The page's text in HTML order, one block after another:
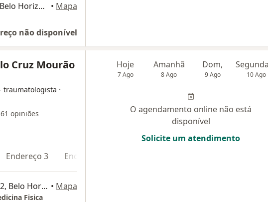
Avenida do Contorno, 9090, Belo Horizonte • Mapa
não disponível
Cruz Mourão
traumatologista ·
opiniões
Endereço 3 Endereço 4
R. Gal Dionisio Cerqueira, 992, Belo Horizonte • Mapa
Fisica
Hoje
7 Ago
Amanhã
8 Ago
Dom,
9 Ago 10 Ago
O agendamento online não está
disponível
Solicite um atendimento